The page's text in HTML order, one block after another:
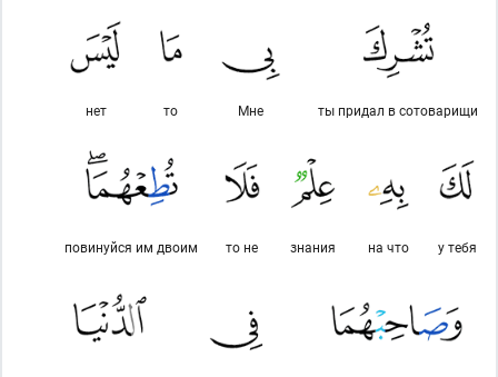
ты придал в сотоварищи
Мне
то
нет
у тебя
на что
знания
то не
повинуйся им двоим